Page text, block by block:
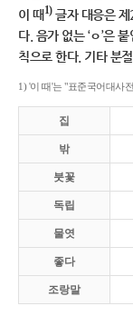
이 때1)글자 대응은 제
다. 음가 없는 ‘ㅇ’은
칙으로 한다. 기타 분
1) '이 때'는 "표준국어대사
집
밖
붓꽃
독립
물엿
좋다
조랑말